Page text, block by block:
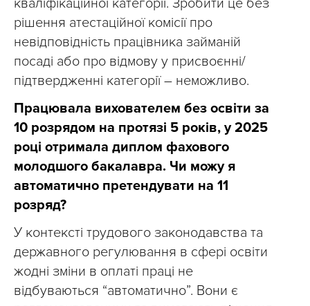
кваліфікаційної категорії. Зробити це без
рішення атестаційної комісії про
невідповідність працівника займаній
посаді або про відмову у присвоєнні/
підтвердженні категорії – неможливо.
Працювала вихователем без освіти за
10 розрядом на протязі 5 років, у 2025
році отримала диплом фахового
молодшого бакалавра. Чи можу я
автоматично претендувати на 11
розряд?
У контексті трудового законодавства та
державного регулювання в сфері освіти
жодні зміни в оплаті праці не
відбуваються “автоматично”. Вони є